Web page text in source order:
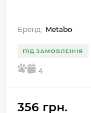
Бренд: Metabo
ПІД ЗАМОВЛЕННЯ
5 4
356 грн.